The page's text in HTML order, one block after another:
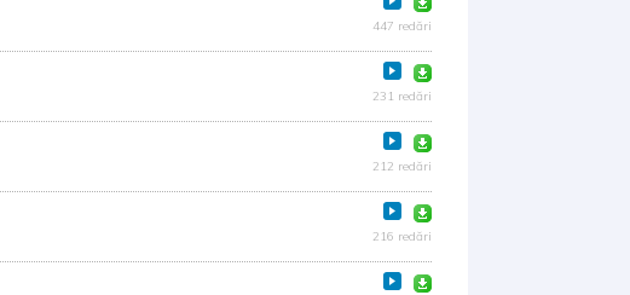
447 redări
231 redări
212 redări
216 redări